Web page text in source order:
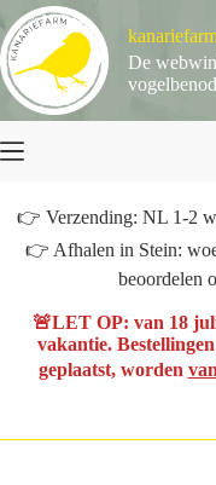
naar
de
inhoud
De
👉 Verzending: NL 1-2
👉 Afhalen in Stein:
beoordelen
🚨LET OP: van 18
vakantie.
geplaatst, worden